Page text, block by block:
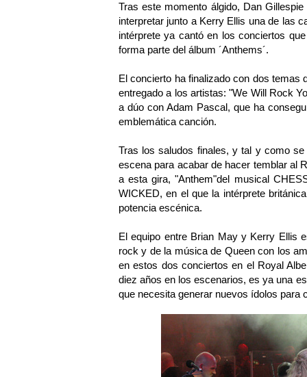
Tras este momento álgido, Dan
interpretar junto a Kerry Ellis una de las
intérprete ya cantó en los conciertos
forma parte del álbum ´Anthems´.
El concierto ha finalizado con dos temas
entregado a los artistas: "We Will Rock
a dúo con Adam Pascal, que ha
emblemática canción.
Tras los saludos finales, y tal y como
escena para acabar de hacer temblar al
a esta gira, "Anthem"del musical
WICKED, en el que la intérprete
potencia escénica.
El equipo entre Brian May y Kerry Ellis
rock y de la música de Queen con los
en estos dos conciertos en el Royal
diez años en los escenarios, es ya una
que necesita generar nuevos ídolos para